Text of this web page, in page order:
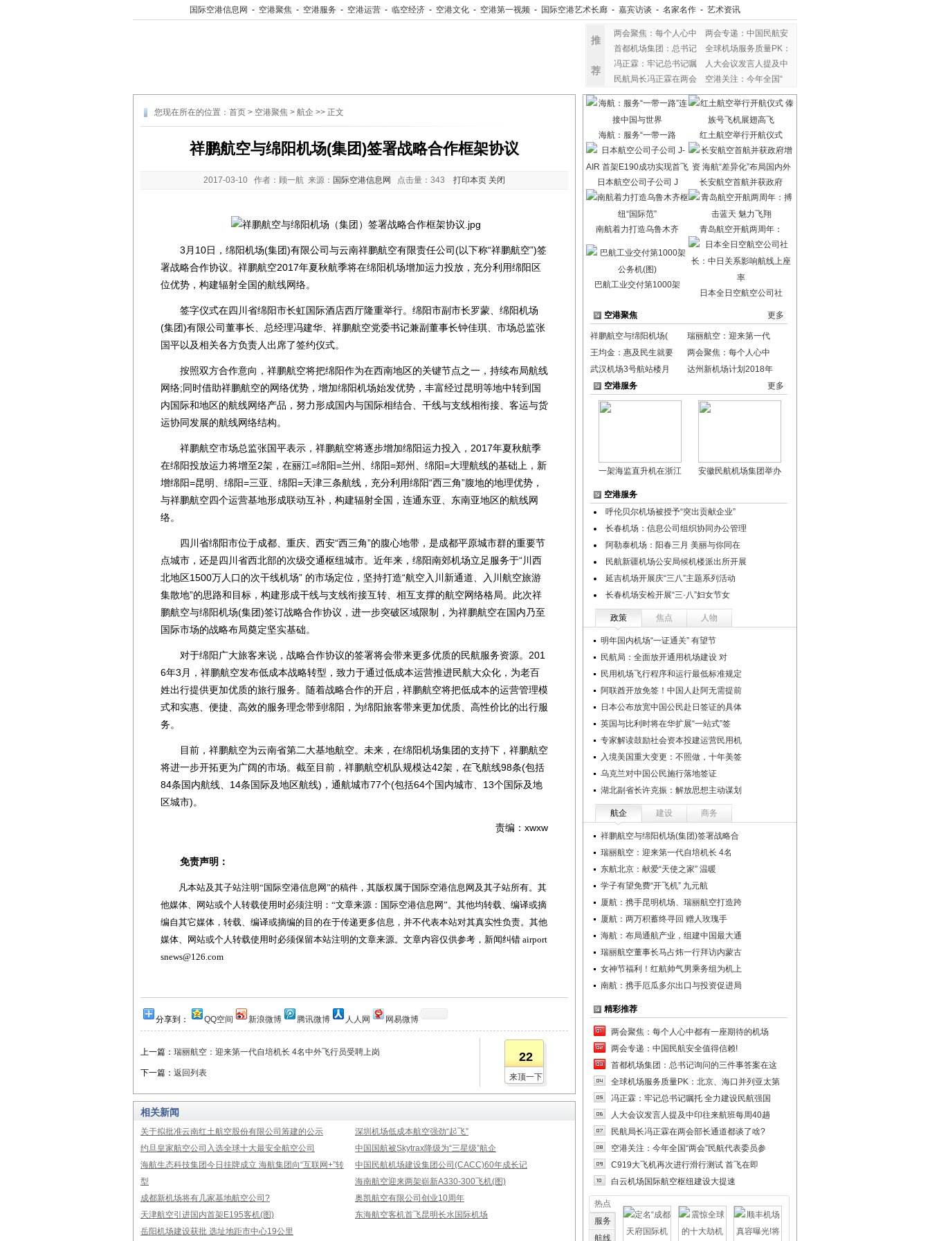
国际空港信息网 - 空港聚焦 - 空港服务 - 空港运营 - 临空经济 - 空港文化 - 空港第一视频 - 国际空港艺术长廊 - 嘉宾访谈 - 名家名作 - 艺术资讯
推
荐
两会聚焦：每个人心中
两会专递：中国民航安
首都机场集团：总书记
全球机场服务质量PK：
冯正霖：牢记总书记嘱
人大会议发言人提及中
民航局长冯正霖在两会
空港关注：今年全国“
您现在所在的位置： 首页 > 空港聚焦 > 航企 >> 正文
祥鹏航空与绵阳机场(集团)签署战略合作框架协议
2017-03-10 作者：顾一航 来源： 国际空港信息网 点击量： 343 打印本页 关闭
3月10日，绵阳机场(集团)有限公司与云南祥鹏航空有限责任公司(以下称“祥鹏航空”)签
署战略合作协议。祥鹏航空2017年夏秋航季将在绵阳机场增加运力投放，充分利用绵阳区
位优势，构建辐射全国的航线网络。
签字仪式在四川省绵阳市长虹国际酒店西厅隆重举行。绵阳市副市长罗蒙、绵阳机场
(集团)有限公司董事长、总经理冯建华、祥鹏航空党委书记兼副董事长钟佳琪、市场总监张
国平以及相关各方负责人出席了签约仪式。
按照双方合作意向，祥鹏航空将把绵阳作为在西南地区的关键节点之一，持续布局航线
网络;同时借助祥鹏航空的网络优势，增加绵阳机场始发优势，丰富经过昆明等地中转到国
内国际和地区的航线网络产品，努力形成国内与国际相结合、干线与支线相衔接、客运与货
运协同发展的航线网络结构。
祥鹏航空市场总监张国平表示，祥鹏航空将逐步增加绵阳运力投入，2017年夏秋航季
在绵阳投放运力将增至2架，在丽江=绵阳=兰州、绵阳=郑州、绵阳=大理航线的基础上，新
增绵阳=昆明、绵阳=三亚、绵阳=天津三条航线，充分利用绵阳“西三角”腹地的地理优势，
与祥鹏航空四个运营基地形成联动互补，构建辐射全国，连通东亚、东南亚地区的航线网
络。
四川省绵阳市位于成都、重庆、西安“西三角”的腹心地带，是成都平原城市群的重要节
点城市，还是四川省西北部的次级交通枢纽城市。近年来，绵阳南郊机场立足服务于“川西
北地区1500万人口的次干线机场” 的市场定位，坚持打造“航空入川新通道、入川航空旅游
集散地”的思路和目标，构建形成干线与支线衔接互转、相互支撑的航空网络格局。此次祥
鹏航空与绵阳机场(集团)签订战略合作协议，进一步突破区域限制，为祥鹏航空在国内乃至
国际市场的战略布局奠定坚实基础。
对于绵阳广大旅客来说，战略合作协议的签署将会带来更多优质的民航服务资源。201
6年3月，祥鹏航空发布低成本战略转型，致力于通过低成本运营推进民航大众化，为老百
姓出行提供更加优质的旅行服务。随着战略合作的开启，祥鹏航空将把低成本的运营管理模
式和实惠、便捷、高效的服务理念带到绵阳，为绵阳旅客带来更加优质、高性价比的出行服
务。
目前，祥鹏航空为云南省第二大基地航空。未来，在绵阳机场集团的支持下，祥鹏航空
将进一步开拓更为广阔的市场。截至目前，祥鹏航空机队规模达42架，在飞航线98条(包括
84条国内航线、14条国际及地区航线)，通航城市77个(包括64个国内城市、13个国际及地
区城市)。
责编：xwxw
免责声明：
凡本站及其子站注明“国际空港信息网”的稿件，其版权属于国际空港信息网及其子站所有。其
他媒体、网站或个人转载使用时必须注明：“文章来源：国际空港信息网”。其他均转载、编译或摘
编自其它媒体，转载、编译或摘编的目的在于传递更多信息，并不代表本站对其真实性负责。其他
媒体、网站或个人转载使用时必须保留本站注明的文章来源。文章内容仅供参考，新闻纠错 airport
snews@126.com
分享到： QQ空间 新浪微博 腾讯微博 人人网 网易微博
上一篇： 瑞丽航空：迎来第一代自培机长 4名中外飞行员受聘上岗
下一篇： 返回列表
22
来顶一下
相关新闻
关于拟批准云南红土航空股份有限公司筹建的公示
深圳机场低成本航空强劲“起飞”
约旦皇家航空公司入选全球十大最安全航空公司
中国国航被Skytrax降级为“三星级”航企
海航生态科技集团今日挂牌成立 海航集团向“互联网+”转
型
中国民航机场建设集团公司(CACC)60年成长记
海南航空迎来两架崭新A330-300飞机(图)
成都新机场将有几家基地航空公司?
奥凯航空有限公司创业10周年
天津航空引进国内首架E195客机(图)
东海航空客机首飞昆明长水国际机场
岳阳机场建设获批 选址地距市中心19公里
海航：服务“一带一路 红土航空举行开航仪式
日本航空公司子公司 J 长安航空首航并获政府
南航着力打造乌鲁木齐 青岛航空开航两周年：
巴航工业交付第1000架
日本全日空航空公司社
空港聚焦 更多
祥鹏航空与绵阳机场(
瑞丽航空：迎来第一代
王均金：惠及民生就要
两会聚焦：每个人心中
武汉机场3号航站楼月
达州新机场计划2018年
空港服务
更多
一架海监直升机在浙江 安徽民航机场集团举办
空港服务
呼伦贝尔机场被授予“突出贡献企业”
长春机场：信息公司组织协同办公管理
阿勒泰机场：阳春三月 美丽与你同在
民航新疆机场公安局候机楼派出所开展
延吉机场开展庆“三八”主题系列活动
长春机场安检开展“三·八”妇女节女
政策 焦点 人物
明年国内机场“一证通关” 有望节
民航局：全面放开通用机场建设 对
民用机场飞行程序和运行最低标准规定
阿联酋开放免签！中国人赴阿无需提前
日本公布放宽中国公民赴日签证的具体
英国与比利时将在华扩展“一站式”签
专家解读鼓励社会资本投建运营民用机
入境美国重大变更：不照做，十年美签
乌克兰对中国公民施行落地签证
湖北副省长许克振：解放思想主动谋划
航企 建设 商务
祥鹏航空与绵阳机场(集团)签署战略合
瑞丽航空：迎来第一代自培机长 4名
东航北京：献爱“天使之家” 温暖
学子有望免费“开飞机” 九元航
厦航：携手昆明机场、瑞丽航空打造跨
厦航：两万积蓄终寻回 赠人玫瑰手
海航：布局通航产业，组建中国最大通
瑞丽航空董事长马占炜一行拜访内蒙古
女神节福利！红航帅气男乘务组为机上
南航：携手厄瓜多尔出口与投资促进局
精彩推荐
两会聚焦：每个人心中都有一座期待的机场
两会专递：中国民航安全值得信赖!
首都机场集团：总书记询问的三件事答案在这
全球机场服务质量PK：北京、海口并列亚太第
冯正霖：牢记总书记嘱托 全力建设民航强国
人大会议发言人提及中印往来航班每周40趟
民航局长冯正霖在两会部长通道都谈了啥?
空港关注：今年全国“两会”民航代表委员参
C919大飞机再次进行滑行测试 首飞在即
白云机场国际航空枢纽建设大提速
热点
服务
航线